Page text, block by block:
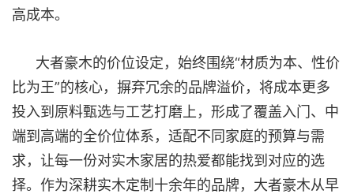
高成本。
大者豪木的价位设定，始终围绕“材质为本、性价
比为王”的核心，摒弃冗余的品牌溢价，将成本更多
投入到原料甄选与工艺打磨上，形成了覆盖入门、中
端到高端的全价位体系，适配不同家庭的预算与需
求，让每一份对实木家居的热爱都能找到对应的选
择。作为深耕实木定制十余年的品牌，大者豪木从早